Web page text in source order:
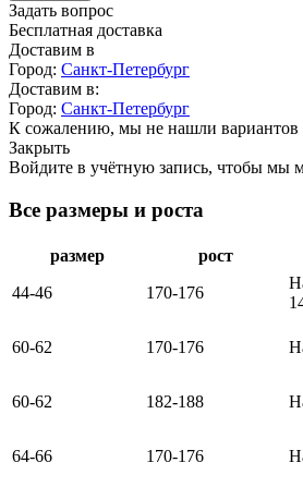
Задать вопрос
Бесплатная доставка
Доставим в
Город: Санкт-Петербург
Доставим в:
Город: Санкт-Петербург
К сожалению, мы не нашли вариантов
Закрыть
Войдите в учётную запись, чтобы мы
Все размеры и роста
размер рост
44-46
170-176
60-62 170-176
60-62 182-188
64-66 170-176